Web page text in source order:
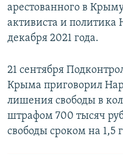
арестованного в
активиста и
декабря 2021 года.
21 сентября
Крыма приговорил
лишения свободы в
штрафом 700 тысяч
свободы сроком на 1,5